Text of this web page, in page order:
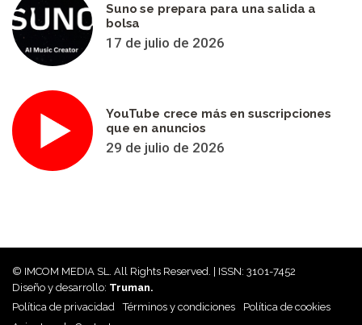
Suno se prepara para una salida a
bolsa
17 de julio de 2026
YouTube crece más en suscripciones
que en anuncios
29 de julio de 2026
© IMCOM MEDIA SL. All Rights Reserved. | ISSN: 3101-7452
Diseño y desarrollo: Truman.
Política de privacidad
Términos y condiciones
Política de cookies